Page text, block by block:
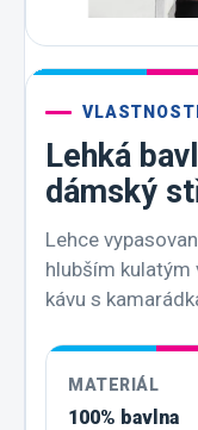
Lehká
dámský
Lehce
hlubším kulatým
kávu s
MATERIÁL
100% bavlna